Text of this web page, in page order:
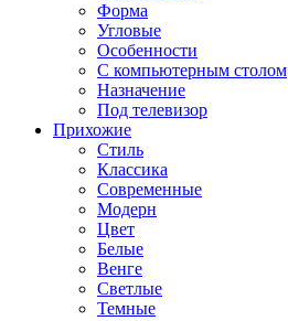
Форма
Угловые
Особенности
С компьютерным столом
Назначение
Под телевизор
Прихожие
Стиль
Классика
Современные
Модерн
Цвет
Белые
Венге
Светлые
Темные